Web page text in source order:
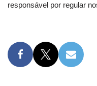
responsável por regular